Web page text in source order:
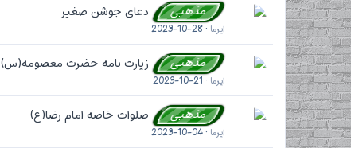
مذهبی دعای جوشن صغیر
ایرما 2023-10-28
مذهبی زیارت نامه حضرت معصومه(س)
ایرما 2023-10-21
مذهبی صلوات خاصه امام رضا(ع)
ایرما 2023-10-04